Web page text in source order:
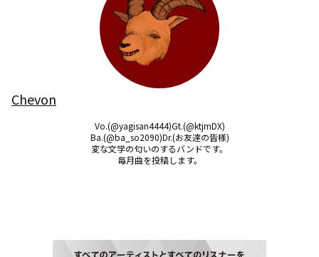
Chevon
Vo.(@yagisan4444)Gt.(@ktjmDX)
Ba.(@ba_so2090)Dr.(お友達の皆様)
変な文学の匂いのするバンドです。
毎月曲を投稿します。